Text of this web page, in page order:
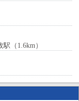
（1.6km）